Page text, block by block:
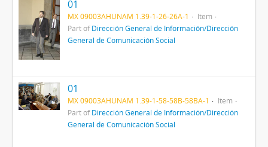
01
MX 09003AHUNAM 1.39-1-26-26A-1
Item
Part ofDirección General de Información/Dirección
General de Comunicación Social
01
MX 09003AHUNAM 1.39-1-58-58B-58BA-1
Item
Part ofDirección General de Información/Dirección
General de Comunicación Social